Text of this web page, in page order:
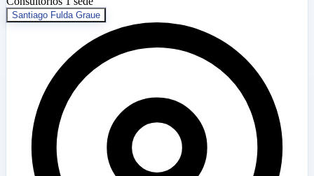
Santiago Fulda Graue